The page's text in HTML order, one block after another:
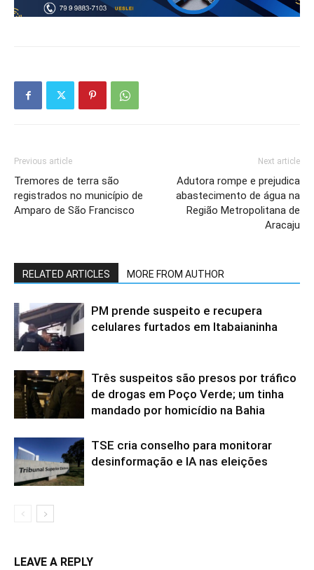
Previous article
Tremores de terra são
registrados no município de
Amparo de São Francisco
Next article
Adutora rompe e prejudica
abastecimento de água na
Região Metropolitana de
Aracaju
RELATED ARTICLES MORE FROM AUTHOR
PM prende suspeito e recupera
celulares furtados em Itabaianinha
Três suspeitos são presos por tráfico
de drogas em Poço Verde; um tinha
mandado por homicídio na Bahia
TSE cria conselho para monitorar
desinformação e IA nas eleições
LEAVE A REPLY